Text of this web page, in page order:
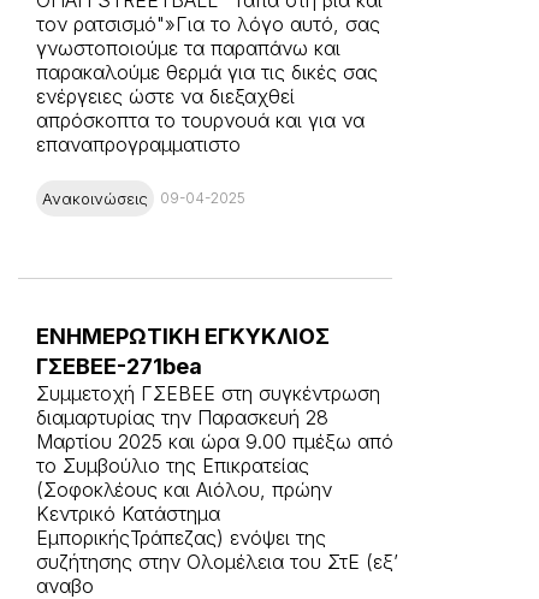
τον ρατσισμό"»Για το λόγο αυτό, σας
γνωστοποιούμε τα παραπάνω και
παρακαλούμε θερμά για τις δικές σας
ενέργειες ώστε να διεξαχθεί
απρόσκοπτα το τουρνουά και για να
επαναπρογραμματιστο
Ανακοινώσεις 09-04-2025
ΕΝΗΜΕΡΩΤΙΚΗ ΕΓΚΥΚΛΙΟΣ
ΓΣΕΒΕΕ-271bea
Συμμετοχή ΓΣΕΒΕΕ στη συγκέντρωση
διαμαρτυρίας την Παρασκευή 28
Μαρτίου 2025 και ώρα 9.00 πμέξω από
το Συμβούλιο της Επικρατείας
(Σοφοκλέους και Αιόλου, πρώην
Κεντρικό Κατάστημα
ΕμπορικήςΤράπεζας) ενόψει της
συζήτησης στην Ολομέλεια του ΣτΕ (εξ’
αναβο